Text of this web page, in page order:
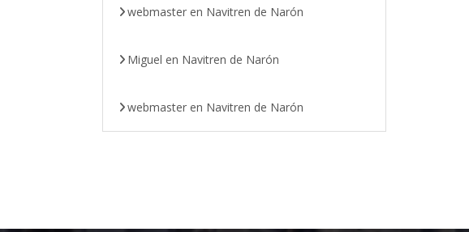
webmaster en Navitren de Narón
Miguel en Navitren de Narón
webmaster en Navitren de Narón